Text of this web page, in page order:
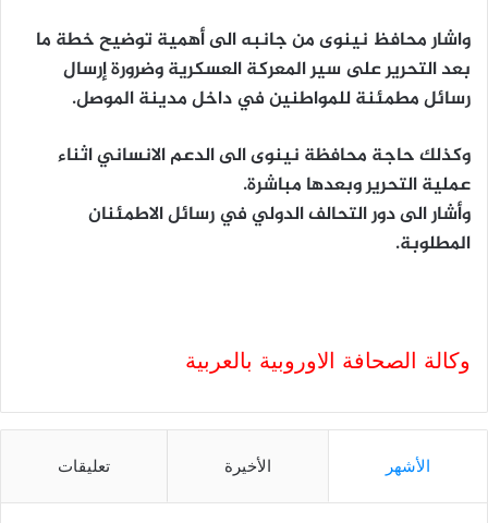
واشار محافظ نينوى من جانبه الى أهمية توضيح خطة ما
بعد التحرير على سير المعركة العسكرية وضرورة إرسال
رسائل مطمئنة للمواطنين في داخل مدينة الموصل.
وكذلك حاجة محافظة نينوى الى الدعم الانساني اثناء
عملية التحرير وبعدها مباشرة.
وأشار الى دور التحالف الدولي في رسائل الاطمئنان
المطلوبة.
وكالة الصحافة الاوروبية بالعربية
الأشهر الأخيرة تعليقات